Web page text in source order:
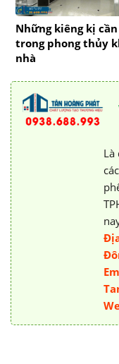
Những kiêng kị
trong phong thủy
nhà
Là